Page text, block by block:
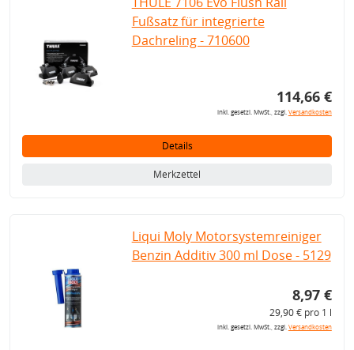
Fußsatz für integrierte
Dachreling - 710600
114,66 €
inkl. gesetzl. MwSt., zzgl.Versandkosten
Details
Merkzettel
Liqui Moly Motorsystemreiniger
Benzin Additiv 300 ml Dose - 5129
8,97 €
29,90 € pro 1 l
inkl. gesetzl. MwSt., zzgl.Versandkosten